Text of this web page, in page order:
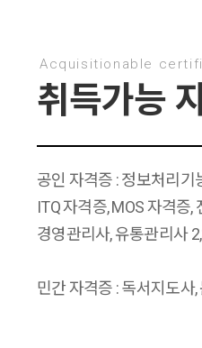
Acquisitionable
취득가능
공인 자격증 : 정보처리기
ITQ 자격증, MOS 자격증
경영관리사, 유통관리사
민간 자격증 : 독서지도사